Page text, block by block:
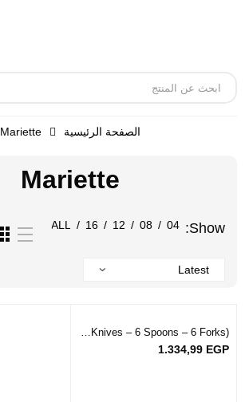
الصفحة الرئيسية Mariette
Mariette
Show:
04
/
08
/
12
/
16
/
ALL
Piece Cutlery Set-18 (6 Knives – 6 Spoons – 6 Forks)
1.334,99 EGP